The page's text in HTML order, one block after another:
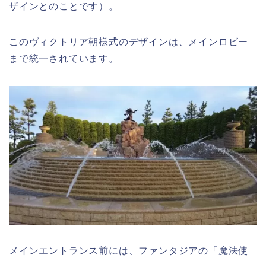
ザインとのことです）。
このヴィクトリア朝様式のデザインは、メインロビー
まで統一されています。
メインエントランス前には、ファンタジアの「魔法使